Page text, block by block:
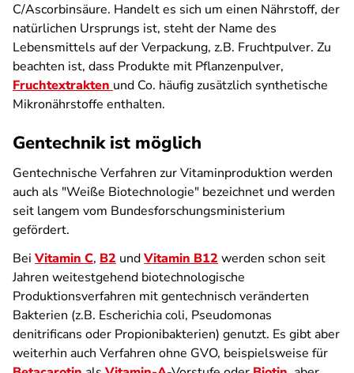
C/Ascorbinsäure. Handelt es sich um einen Nährstoff, der
natürlichen Ursprungs ist, steht der Name des
Lebensmittels auf der Verpackung, z.B. Fruchtpulver. Zu
beachten ist, dass Produkte mit Pflanzenpulver,
Fruchtextrakten und Co. häufig zusätzlich synthetische
Mikronährstoffe enthalten.
Gentechnik ist möglich
Gentechnische Verfahren zur Vitaminproduktion werden
auch als "Weiße Biotechnologie" bezeichnet und werden
seit langem vom Bundesforschungsministerium
gefördert.
Bei Vitamin C, B2 undVitamin B12 werden schon seit
Jahren weitestgehend biotechnologische
Produktionsverfahren mit gentechnisch veränderten
Bakterien (z.B. Escherichia coli, Pseudomonas
denitrificans oder Propionibakterien) genutzt. Es gibt aber
weiterhin auch Verfahren ohne GVO, beispielsweise für